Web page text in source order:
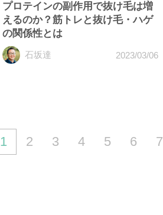
プロテインの副作用で抜け毛は増
えるのか？筋トレと抜け毛・ハゲ
の関係性とは
石坂達 2023/03/06
1 2 3 4 5 6 7